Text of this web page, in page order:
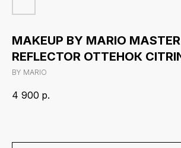
MAKEUP BY MARIO
REFLECTOR ОТТЕНОК
BY MARIO
4 900 р.